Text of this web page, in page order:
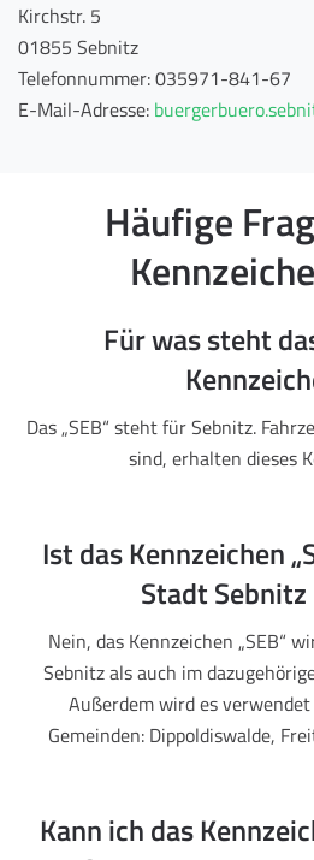
Kirchstr. 5
01855 Sebnitz
Telefonnummer: 035971-841-67
E-Mail-Adresse:
Häufige
Für was steht
Das „SEB“ steht für Sebnitz.
sind, erhalten dieses
Ist das Kennzeichen
Stadt
Nein, das Kennzeichen „SEB“
Sebnitz als auch im
Außerdem wird es
Gemeinden: Dippoldiswalde,
Kann ich das